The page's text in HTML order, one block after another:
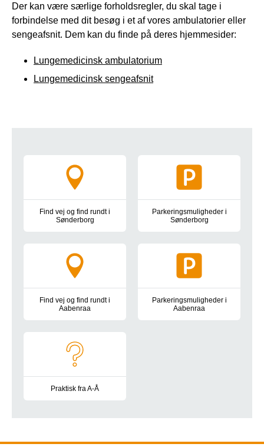
Der kan være særlige forholdsregler, du skal tage i
forbindelse med dit besøg i et af vores ambulatorier eller
sengeafsnit. Dem kan du finde på deres hjemmesider:
Lungemedicinsk ambulatorium
Lungemedicinsk sengeafsnit
Find vej og find rundt i
Sønderborg
Parkeringsmuligheder i
Sønderborg
Find vej og find rundt i
Aabenraa
Parkeringsmuligheder i
Aabenraa
Praktisk fra A-Å